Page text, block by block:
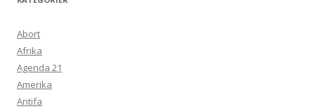
Abort
Afrika
Agenda 21
Amerika
Antifa